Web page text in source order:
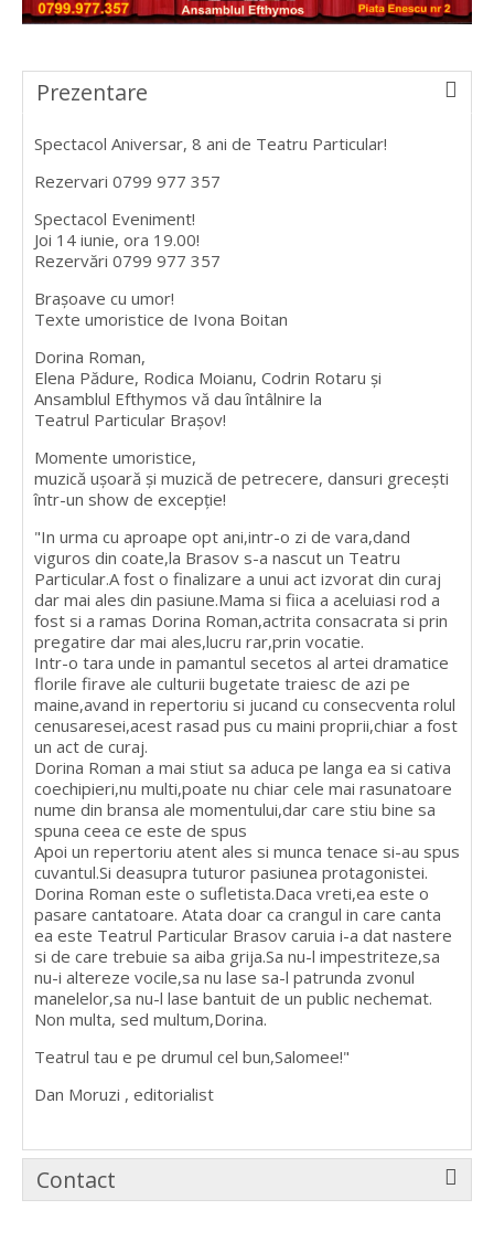
Prezentare
Spectacol Aniversar, 8 ani de Teatru Particular!
Rezervari 0799 977 357
Spectacol Eveniment!
Joi 14 iunie, ora 19.00!
Rezervări 0799 977 357
Braşoave cu umor!
Texte umoristice de Ivona Boitan
Dorina Roman,
Elena Pădure, Rodica Moianu, Codrin Rotaru și
Ansamblul Efthymos vă dau întâlnire la
Teatrul Particular Braşov!
Momente umoristice,
muzică ușoară și muzică de petrecere, dansuri grecești
într-un show de excepție!
"In urma cu aproape opt ani,intr-o zi de vara,dand
viguros din coate,la Brasov s-a nascut un Teatru
Particular.A fost o finalizare a unui act izvorat din curaj
dar mai ales din pasiune.Mama si fiica a aceluiasi rod a
fost si a ramas Dorina Roman,actrita consacrata si prin
pregatire dar mai ales,lucru rar,prin vocatie.
Intr-o tara unde in pamantul secetos al artei dramatice
florile firave ale culturii bugetate traiesc de azi pe
maine,avand in repertoriu si jucand cu consecventa rolul
cenusaresei,acest rasad pus cu maini proprii,chiar a fost
un act de curaj.
Dorina Roman a mai stiut sa aduca pe langa ea si cativa
coechipieri,nu multi,poate nu chiar cele mai rasunatoare
nume din bransa ale momentului,dar care stiu bine sa
spuna ceea ce este de spus
Apoi un repertoriu atent ales si munca tenace si-au spus
cuvantul.Si deasupra tuturor pasiunea protagonistei.
Dorina Roman este o sufletista.Daca vreti,ea este o
pasare cantatoare. Atata doar ca crangul in care canta
ea este Teatrul Particular Brasov caruia i-a dat nastere
si de care trebuie sa aiba grija.Sa nu-l impestriteze,sa
nu-i altereze vocile,sa nu lase sa-l patrunda zvonul
manelelor,sa nu-l lase bantuit de un public nechemat.
Non multa, sed multum,Dorina.
Teatrul tau e pe drumul cel bun,Salomee!"
Dan Moruzi , editorialist
Contact